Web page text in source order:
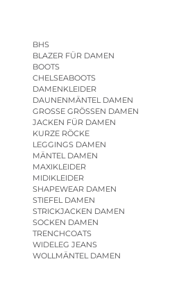
BHS
BLAZER FÜR DAMEN
BOOTS
CHELSEABOOTS
DAMENKLEIDER
DAUNENMÄNTEL DAMEN
GROSSE GRÖSSEN DAMEN
JACKEN FÜR DAMEN
KURZE RÖCKE
LEGGINGS DAMEN
MÄNTEL DAMEN
MAXIKLEIDER
MIDIKLEIDER
SHAPEWEAR DAMEN
STIEFEL DAMEN
STRICKJACKEN DAMEN
SOCKEN DAMEN
TRENCHCOATS
WIDELEG JEANS
WOLLMÄNTEL DAMEN